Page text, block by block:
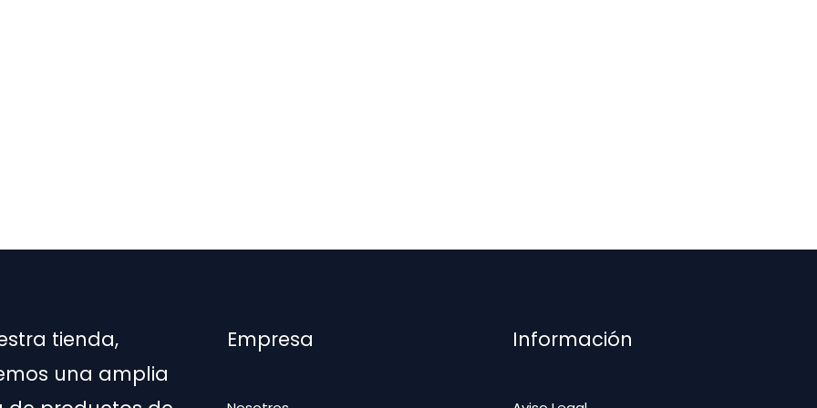
tienda,
una amplia
Empresa Información